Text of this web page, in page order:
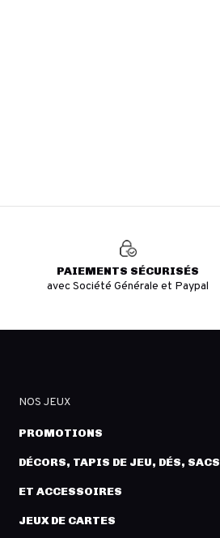
PAIEMENTS SÉCURISÉS
avec Société Générale et Paypal
NOS JEUX
PROMOTIONS
DÉCORS, TAPIS DE JEU, DÉS, SACS
ET ACCESSOIRES
JEUX DE CARTES